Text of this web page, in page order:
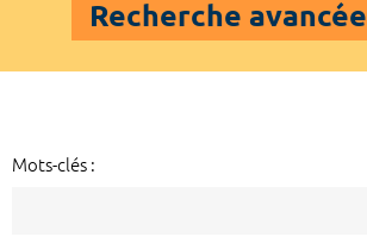
Recherche avancée
Mots-clés :